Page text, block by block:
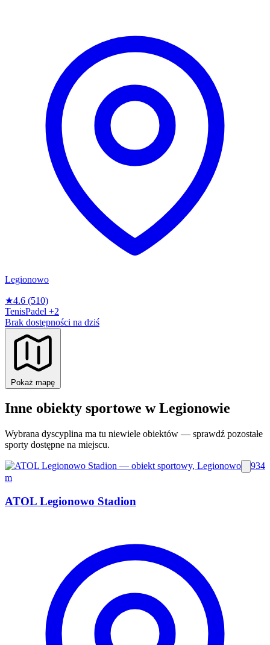
Legionowo
★4.6 (510)
TenisPadel +2
Brak dostępności na dziś
Pokaż mapę
Inne obiekty sportowe w Legionowie
Wybrana dyscyplina ma tu niewiele obiektów — sprawdź pozostałe
sporty dostępne na miejscu.
934
m
ATOL Legionowo Stadion